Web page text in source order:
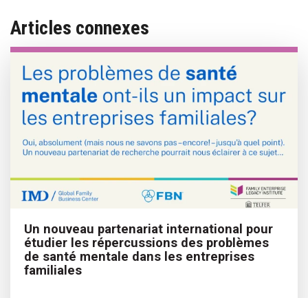
Articles connexes
Un nouveau partenariat international pour
étudier les répercussions des problèmes
de santé mentale dans les entreprises
familiales